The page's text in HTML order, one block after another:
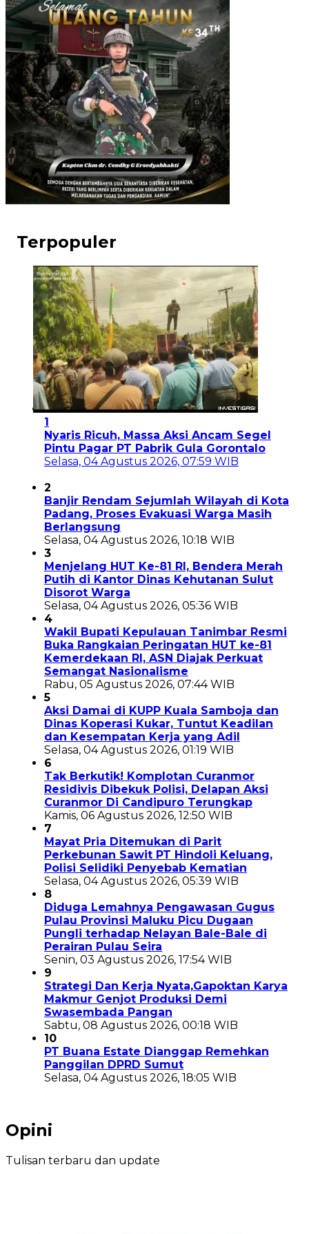
Terpopuler
1
Nyaris Ricuh, Massa Aksi Ancam Segel
Pintu Pagar PT Pabrik Gula Gorontalo
Selasa, 04 Agustus 2026, 07:59 WIB
2
Banjir Rendam Sejumlah Wilayah di Kota
Padang, Proses Evakuasi Warga Masih
Berlangsung
Selasa, 04 Agustus 2026, 10:18 WIB
3
Menjelang HUT Ke-81 RI, Bendera Merah
Putih di Kantor Dinas Kehutanan Sulut
Disorot Warga
Selasa, 04 Agustus 2026, 05:36 WIB
4
Wakil Bupati Kepulauan Tanimbar Resmi
Buka Rangkaian Peringatan HUT ke-81
Kemerdekaan RI, ASN Diajak Perkuat
Semangat Nasionalisme
Rabu, 05 Agustus 2026, 07:44 WIB
5
Aksi Damai di KUPP Kuala Samboja dan
Dinas Koperasi Kukar, Tuntut Keadilan
dan Kesempatan Kerja yang Adil
Selasa, 04 Agustus 2026, 01:19 WIB
6
Tak Berkutik! Komplotan Curanmor
Residivis Dibekuk Polisi, Delapan Aksi
Curanmor Di Candipuro Terungkap
Kamis, 06 Agustus 2026, 12:50 WIB
7
Mayat Pria Ditemukan di Parit
Perkebunan Sawit PT Hindoli Keluang,
Polisi Selidiki Penyebab Kematian
Selasa, 04 Agustus 2026, 05:39 WIB
8
Diduga Lemahnya Pengawasan Gugus
Pulau Provinsi Maluku Picu Dugaan
Pungli terhadap Nelayan Bale-Bale di
Perairan Pulau Seira
Senin, 03 Agustus 2026, 17:54 WIB
9
Strategi Dan Kerja Nyata,Gapoktan Karya
Makmur Genjot Produksi Demi
Swasembada Pangan
Sabtu, 08 Agustus 2026, 00:18 WIB
10
PT Buana Estate Dianggap Remehkan
Panggilan DPRD Sumut
Selasa, 04 Agustus 2026, 18:05 WIB
Opini
Tulisan terbaru dan update